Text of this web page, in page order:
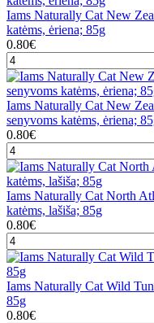
Iams Naturally Cat New
katėms, ėriena; 85g
0.80€
Iams Naturally Cat New
senyvoms katėms, ėriena;
0.80€
Iams Naturally Cat North
katėms, lašiša; 85g
0.80€
Iams Naturally Cat Wild
85g
0.80€